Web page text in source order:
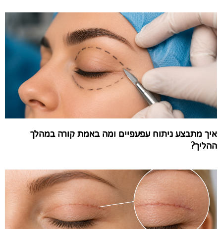
איך מתבצע ניתוח עפעפיים ומה באמת קורה במהלך
ההליך?